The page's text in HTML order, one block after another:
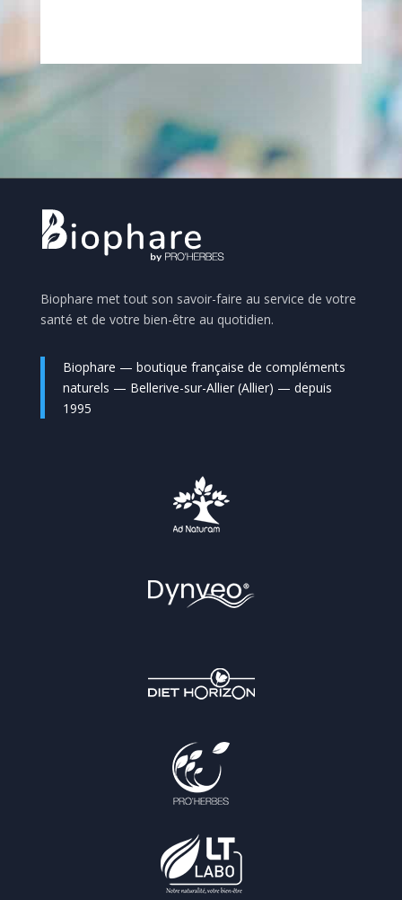
Biophare met tout son savoir-faire au service de votre
santé et de votre bien-être au quotidien.
Biophare — boutique française de compléments
naturels — Bellerive-sur-Allier (Allier) — depuis
1995